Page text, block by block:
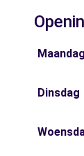
Maandag
Dinsdag